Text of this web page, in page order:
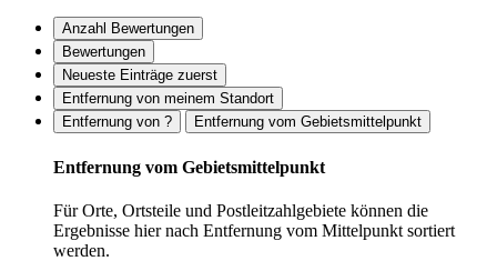
Anzahl Bewertungen
Bewertungen
Neueste Einträge zuerst
Entfernung von meinem Standort
Entfernung von ?
Entfernung vom Gebietsmittelpunkt
Entfernung vom Gebietsmittelpunkt
Für Orte, Ortsteile und Postleitzahlgebiete können die
Ergebnisse hier nach Entfernung vom Mittelpunkt sortiert
werden.